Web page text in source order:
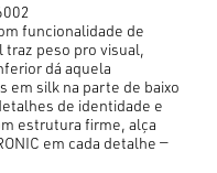
funcionalidade de
traz peso pro visual,
dá aquela
em silk na parte de baixo
de identidade e
estrutura firme, alça
em cada detalhe —